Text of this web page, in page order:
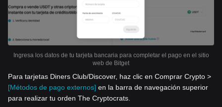
Ingresa los datos de tu tarjeta bancaria para completar el pago en el sitio
web de Bitget
Para tarjetas Diners Club/Discover, haz clic en Comprar Crypto >
[Métodos de pago externos] en la barra de navegación superior
para realizar tu orden The Cryptocrats.